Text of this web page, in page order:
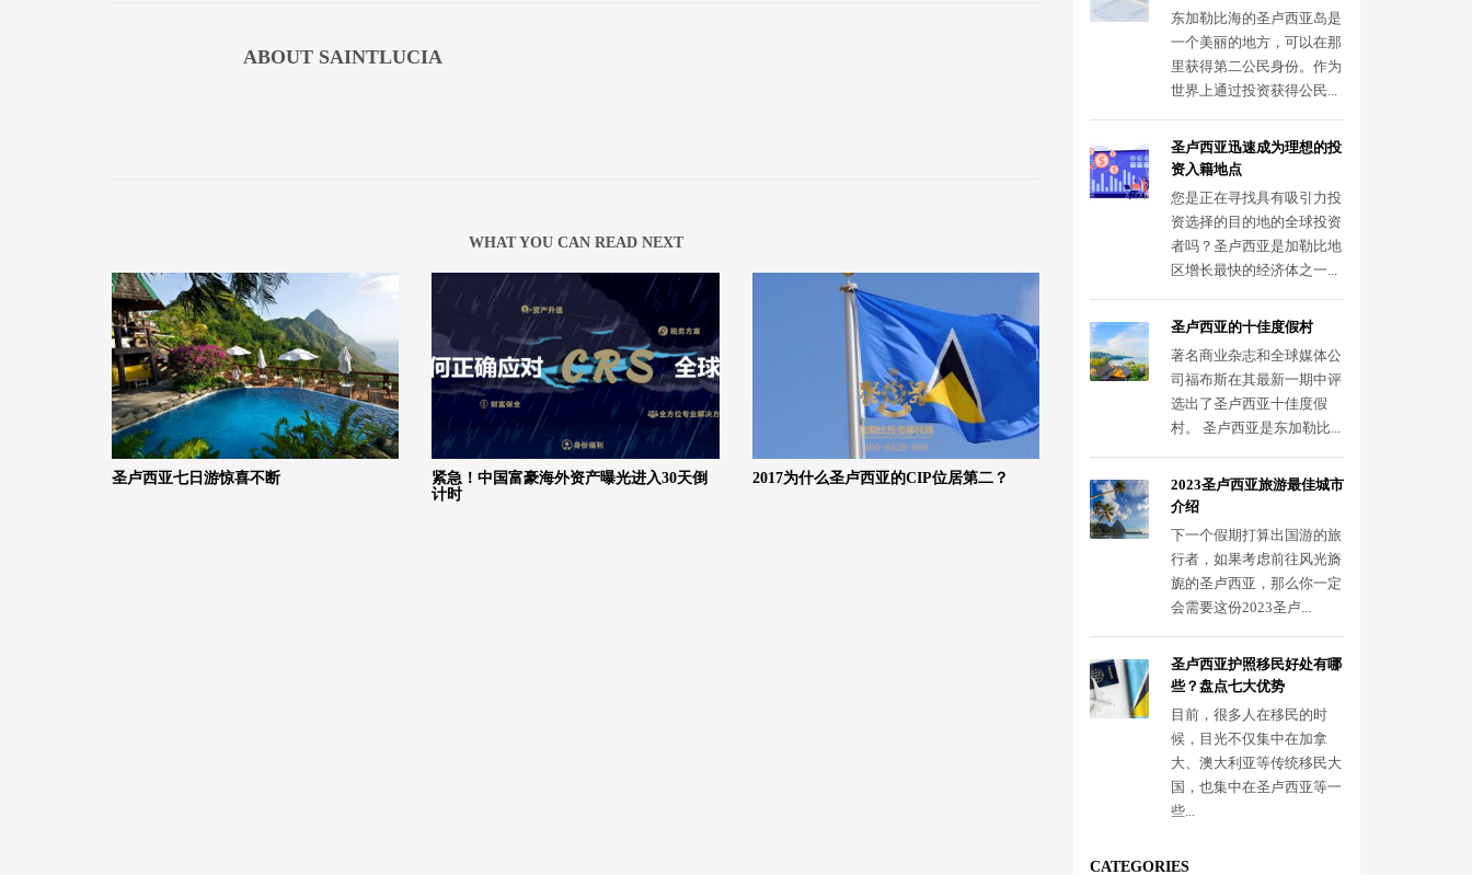
ABOUT SAINTLUCIA
WHAT YOU CAN READ NEXT
圣卢西亚七日游惊喜不断
紧急！中国富豪海外资产曝光进入30天倒
计时
2017为什么圣卢西亚的CIP位居第二？
东加勒比海的圣卢西亚岛是
一个美丽的地方，可以在那
里获得第二公民身份。作为
世界上通过投资获得公民...
圣卢西亚迅速成为理想的投
资入籍地点
您是正在寻找具有吸引力投
资选择的目的地的全球投资
者吗？圣卢西亚是加勒比地
区增长最快的经济体之一...
圣卢西亚的十佳度假村
著名商业杂志和全球媒体公
司福布斯在其最新一期中评
选出了圣卢西亚十佳度假
村。 圣卢西亚是东加勒比...
2023圣卢西亚旅游最佳城市
介绍
下一个假期打算出国游的旅
行者，如果考虑前往风光旖
旎的圣卢西亚，那么你一定
会需要这份2023圣卢...
圣卢西亚护照移民好处有哪
些？盘点七大优势
目前，很多人在移民的时
候，目光不仅集中在加拿
大、澳大利亚等传统移民大
国，也集中在圣卢西亚等一
些...
CATEGORIES